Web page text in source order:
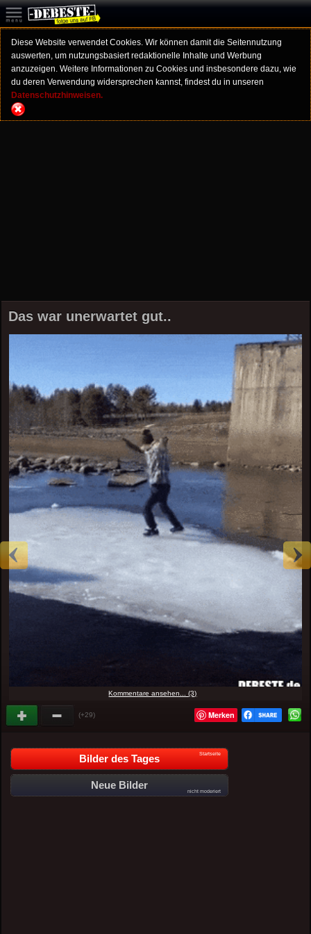
Diese Website verwendet Cookies. Wir können damit die Seitennutzung
auswerten, um nutzungsbasiert redaktionelle Inhalte und Werbung
anzuzeigen. Weitere Informationen zu Cookies und insbesondere dazu, wie
du deren Verwendung widersprechen kannst, findest du in unseren
Datenschutzhinweisen.
Das war unerwartet gut..
Kommentare ansehen... (3)
(+29) Merken
Bilder des Tages Startseite
Neue Bilder
nicht moderiert